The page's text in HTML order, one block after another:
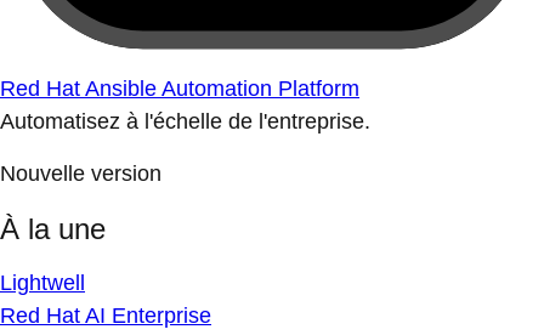
Red Hat Ansible Automation Platform
Automatisez à l'échelle de l'entreprise.
Nouvelle version
À la une
Lightwell
Red Hat AI Enterprise